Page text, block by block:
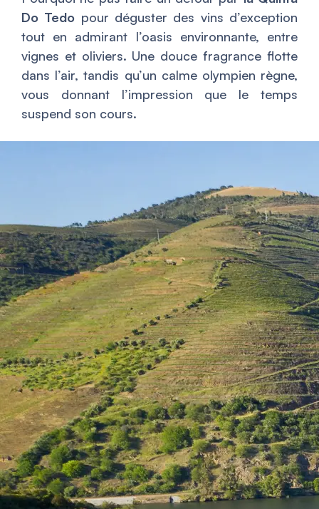
Do Tedo pour déguster des vins d’exception
tout en admirant l’oasis environnante, entre
vignes et oliviers. Une douce fragrance flotte
dans l’air, tandis qu’un calme olympien règne,
vous donnant l’impression que le temps
suspend son cours.